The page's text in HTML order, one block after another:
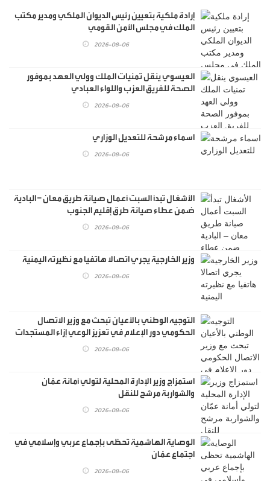
إرادة ملكية بتعيين رئيس الديوان الملكي ومدير مكتب
الملك في مجلس الأمن القومي
2026-08-06
العيسوي ينقل تمنيات الملك وولي العهد بموفور
الصحة للفريق العزب واللواء العبادي
2026-08-06
اسماء مرشحة للتعديل الوزاري
2026-08-06
الأشغال تبدأ السبت أعمال صيانة طريق معان – البادية
ضمن عطاء صيانة طرق إقليم الجنوب
2026-08-06
وزير الخارجية يجري اتصالا هاتفيا مع نظيرته اليمنية
2026-08-06
التوجيه الوطني بالأعيان تبحث مع وزير الاتصال
الحكومي دور الإعلام في تعزيز الوعي إزاء المستجدات
2026-08-06
استمزاج وزير الإدارة المحلية لتولي أمانة عمّان
والشواربة مرشح للنقل
2026-08-06
الوصاية الهاشمية تحظى بإجماع عربي وإسلامي في
اجتماع عمّان
2026-08-06